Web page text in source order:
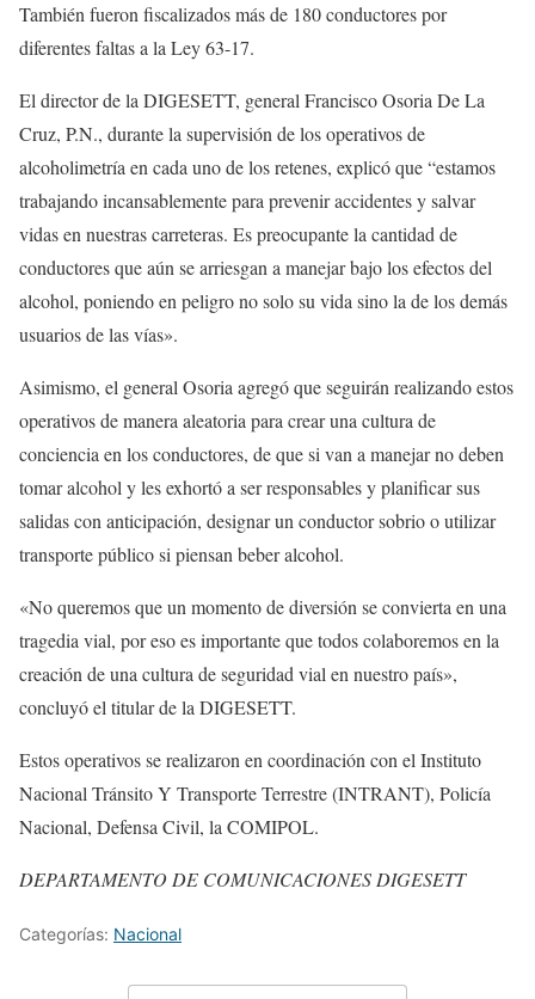
También fueron fiscalizados más de 180 conductores por
diferentes faltas a la Ley 63-17.
El director de la DIGESETT, general Francisco Osoria De La
Cruz, P.N., durante la supervisión de los operativos de
alcoholimetría en cada uno de los retenes, explicó que “estamos
trabajando incansablemente para prevenir accidentes y salvar
vidas en nuestras carreteras. Es preocupante la cantidad de
conductores que aún se arriesgan a manejar bajo los efectos del
alcohol, poniendo en peligro no solo su vida sino la de los demás
usuarios de las vías».
Asimismo, el general Osoria agregó que seguirán realizando estos
operativos de manera aleatoria para crear una cultura de
conciencia en los conductores, de que si van a manejar no deben
tomar alcohol y les exhortó a ser responsables y planificar sus
salidas con anticipación, designar un conductor sobrio o utilizar
transporte público si piensan beber alcohol.
«No queremos que un momento de diversión se convierta en una
tragedia vial, por eso es importante que todos colaboremos en la
creación de una cultura de seguridad vial en nuestro país»,
concluyó el titular de la DIGESETT.
Estos operativos se realizaron en coordinación con el Instituto
Nacional Tránsito Y Transporte Terrestre (INTRANT), Policía
Nacional, Defensa Civil, la COMIPOL.
DEPARTAMENTO DE COMUNICACIONES DIGESETT
Categorías: Nacional